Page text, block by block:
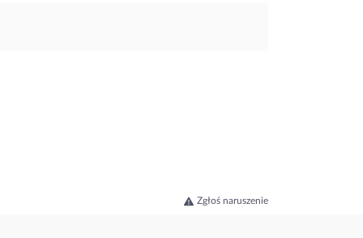
Zgłoś naruszenie